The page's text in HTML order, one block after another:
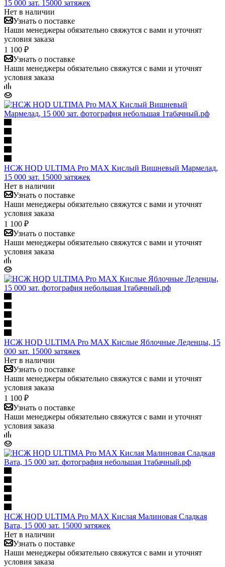
15 000 зат. 15000 затяжек
Нет в наличии
Узнать о поставке
Наши менеджеры обязательно свяжутся с вами и уточнят
условия заказа
1 100 ₽
Узнать о поставке
Наши менеджеры обязательно свяжутся с вами и уточнят
условия заказа
НСЖ HQD ULTIMA Pro MAX Кислый Вишневый Мармелад,
15 000 зат. 15000 затяжек
Нет в наличии
Узнать о поставке
Наши менеджеры обязательно свяжутся с вами и уточнят
условия заказа
1 100 ₽
Узнать о поставке
Наши менеджеры обязательно свяжутся с вами и уточнят
условия заказа
НСЖ HQD ULTIMA Pro MAX Кислые Яблочные Леденцы, 15
000 зат. 15000 затяжек
Нет в наличии
Узнать о поставке
Наши менеджеры обязательно свяжутся с вами и уточнят
условия заказа
1 100 ₽
Узнать о поставке
Наши менеджеры обязательно свяжутся с вами и уточнят
условия заказа
НСЖ HQD ULTIMA Pro MAX Кислая Малиновая Сладкая
Вата, 15 000 зат. 15000 затяжек
Нет в наличии
Узнать о поставке
Наши менеджеры обязательно свяжутся с вами и уточнят
условия заказа